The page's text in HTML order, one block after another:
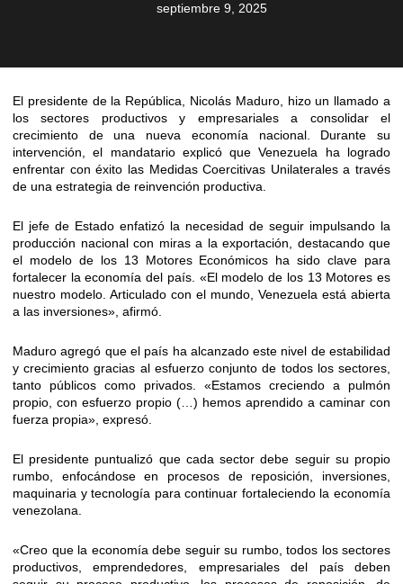
septiembre 9, 2025
El presidente de la República, Nicolás Maduro, hizo un llamado a
los sectores productivos y empresariales a consolidar el
crecimiento de una nueva economía nacional. Durante su
intervención, el mandatario explicó que Venezuela ha logrado
enfrentar con éxito las Medidas Coercitivas Unilaterales a través
de una estrategia de reinvención productiva.
El jefe de Estado enfatizó la necesidad de seguir impulsando la
producción nacional con miras a la exportación, destacando que
el modelo de los 13 Motores Económicos ha sido clave para
fortalecer la economía del país. «El modelo de los 13 Motores es
nuestro modelo. Articulado con el mundo, Venezuela está abierta
a las inversiones», afirmó.
Maduro agregó que el país ha alcanzado este nivel de estabilidad
y crecimiento gracias al esfuerzo conjunto de todos los sectores,
tanto públicos como privados. «Estamos creciendo a pulmón
propio, con esfuerzo propio (…) hemos aprendido a caminar con
fuerza propia», expresó.
El presidente puntualizó que cada sector debe seguir su propio
rumbo, enfocándose en procesos de reposición, inversiones,
maquinaria y tecnología para continuar fortaleciendo la economía
venezolana.
«Creo que la economía debe seguir su rumbo, todos los sectores
productivos, emprendedores, empresariales del país deben